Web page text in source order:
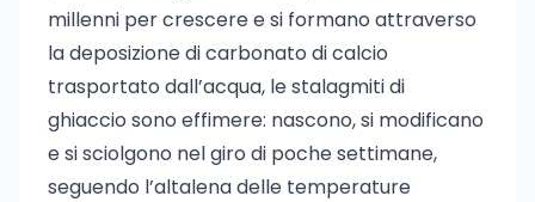
millenni per crescere e si formano attraverso
la deposizione di carbonato di calcio
trasportato dall’acqua, le stalagmiti di
ghiaccio sono effimere: nascono, si modificano
e si sciolgono nel giro di poche settimane,
seguendo l’altalena delle temperature